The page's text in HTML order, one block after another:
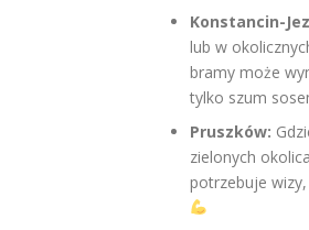
Konstancin-
lub w
bramy może
tylko szum
Pruszków:
zielonych
potrzebuje